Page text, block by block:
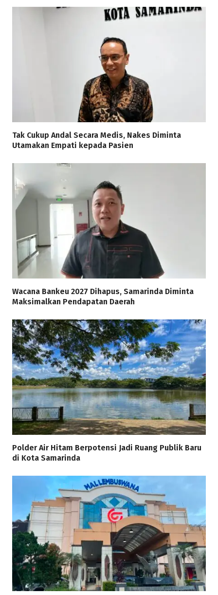
Tak Cukup Andal Secara Medis, Nakes Diminta
Utamakan Empati kepada Pasien
Wacana Bankeu 2027 Dihapus, Samarinda Diminta
Maksimalkan Pendapatan Daerah
Polder Air Hitam Berpotensi Jadi Ruang Publik Baru
di Kota Samarinda